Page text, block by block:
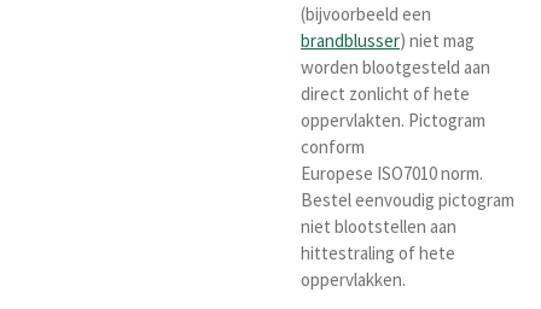
(bijvoorbeeld een
brandblusser) niet mag
worden blootgesteld aan
direct zonlicht of hete
oppervlakten. Pictogram
conform
Europese ISO7010 norm.
Bestel eenvoudig pictogram
niet blootstellen aan
hittestraling of hete
oppervlakken.